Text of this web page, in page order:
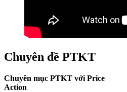
Chuyên đề PTKT
Chuyên mục PTKT với Price
Action